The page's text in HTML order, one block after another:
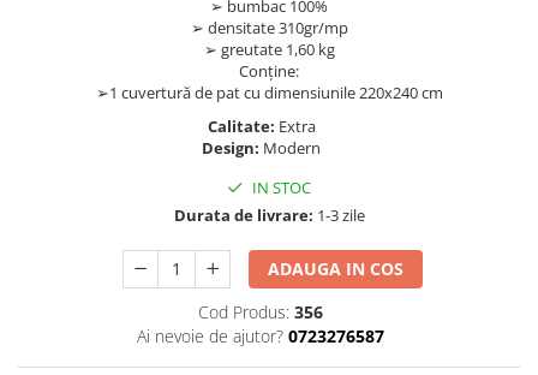
➢ bumbac 100%
➢ densitate 310gr/mp
➢ greutate 1,60 kg
Conține:
➢1 cuvertură de pat cu dimensiunile 220x240 cm
Calitate: Extra
Design: Modern
IN STOC
Durata de livrare: 1-3 zile
ADAUGA IN COS
Cod Produs: 356
Ai nevoie de ajutor? 0723276587